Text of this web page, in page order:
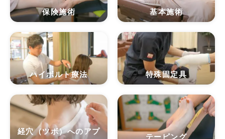
保険施術 基本施術
ハイボルト療法 特殊固定具
経穴（ツボ）へのアプ
テーピング